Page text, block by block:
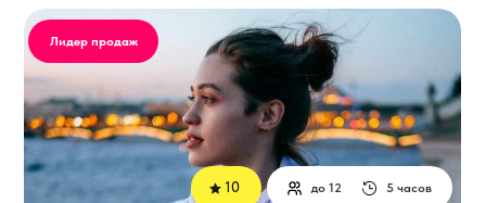
5 часов
до 12
Лидер продаж
10